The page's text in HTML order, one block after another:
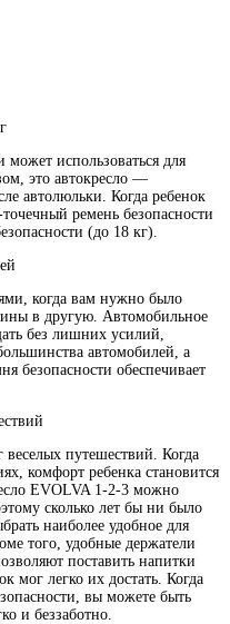
использоваться для
это автокресло —
автолюльки. Когда ребенок
ремень безопасности
(до 18 кг).
когда вам нужно было
в другую. Автомобильное
без лишних усилий,
автомобилей, а
безопасности обеспечивает
путешествий. Когда
комфорт ребенка становится
EVOLVA 1-2-3 можно
сколько лет бы ни было
наиболее удобное для
того, удобные держатели
поставить напитки
мог легко их достать. Когда
вы можете быть
и беззаботно.